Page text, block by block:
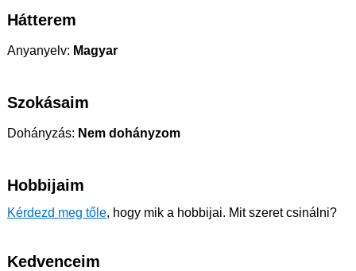
Hátterem
Anyanyelv: Magyar
Szokásaim
Dohányzás: Nem dohányzom
Hobbijaim
Kérdezd meg tőle, hogy mik a hobbijai. Mit szeret csinálni?
Kedvenceim